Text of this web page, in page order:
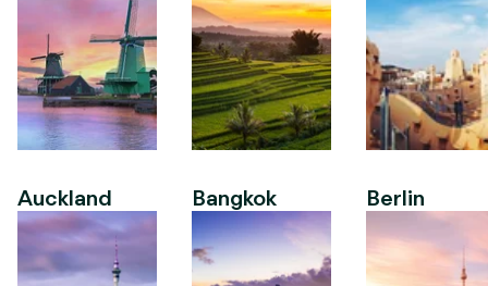
Auckland Bangkok Berlin